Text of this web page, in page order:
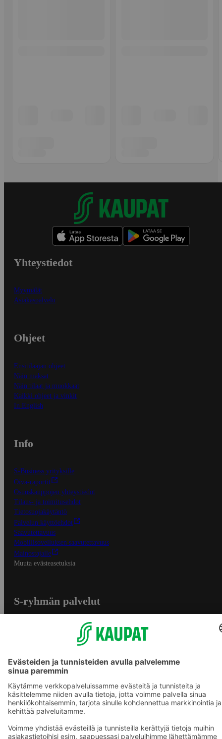
Yhteystiedot
Myymälät
Asiakaspalvelu
Ohjeet
Ensitilaajan ohjeet
Näin maksat
Näin tilaat ja muokkaat
Kaikki ohjeet ja vinkit
In English
Info
S-Business yrityksille
Oiva-raportit
Osuuskauppojen yhteystiedot
Tilaus- ja toimitusehdot
Tietosuojakäytäntö
Palvelun käyttöehdot
Saavutettavuus
Mobiilisovelluksen saavutettavuus
Mainostajalle
Muuta evästeasetuksia
S-ryhmän palvelut
S-ostoslista -sovellus
Prisma.fi
Sokos.fi
S-Pankki
Yhteishyvä
Sokos Hotels
Raflaamo